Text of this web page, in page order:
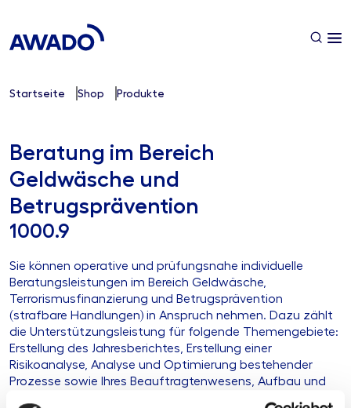
Startseite Shop Produkte
Beratung im Bereich
Geldwäsche und
Betrugsprävention
1000.9
Sie können operative und prüfungsnahe individuelle
Beratungsleistungen im Bereich Geldwäsche,
Terrorismusfinanzierung und Betrugsprävention
(strafbare Handlungen) in Anspruch nehmen. Dazu zählt
die Unterstützungsleistung für folgende Themengebiete:
Erstellung des Jahresberichtes, Erstellung einer
Risikoanalyse, Analyse und Optimierung bestehender
Prozesse sowie Ihres Beauftragtenwesens, Aufbau und